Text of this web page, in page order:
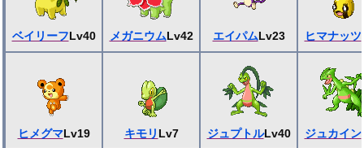
ベイリーフLv40 メガニウムLv42 エイパムLv23 ヒマナッツ
ヒメグマLv19 キモリ Lv7 ジュプトルLv40 ジュカイン